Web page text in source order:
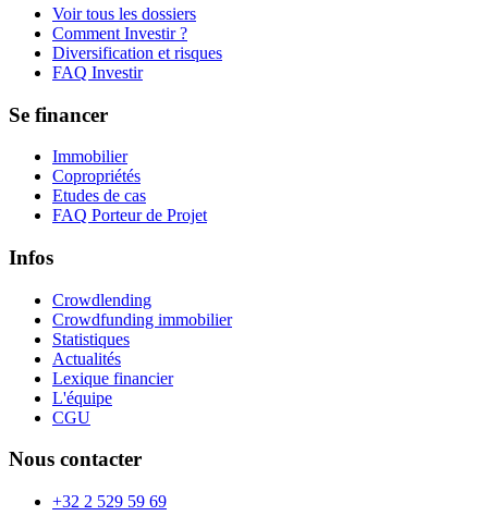
Voir tous les dossiers
Comment Investir ?
Diversification et risques
FAQ Investir
Se financer
Immobilier
Copropriétés
Etudes de cas
FAQ Porteur de Projet
Infos
Crowdlending
Crowdfunding immobilier
Statistiques
Actualités
Lexique financier
L'équipe
CGU
Nous contacter
+32 2 529 59 69